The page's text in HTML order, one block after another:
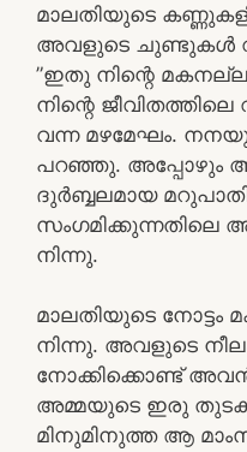
മാലതിയുടെ
അവളുടെ ചുണ്ടുകൾ
”ഇതു നിന്റെ
നിന്റെ
വന്ന മഴമേഘം.
പറഞ്ഞു. അപ്പോഴും
ദുർബ്ബലമായ
സംഗമിക്കുന്നതിലെ
നിന്നു.
മാലതിയുടെ
നിന്നു. അവളുടെ
നോക്കിക്കൊണ്ട്
അമ്മയുടെ ഇരു
മിനുമിനുത്ത ആ